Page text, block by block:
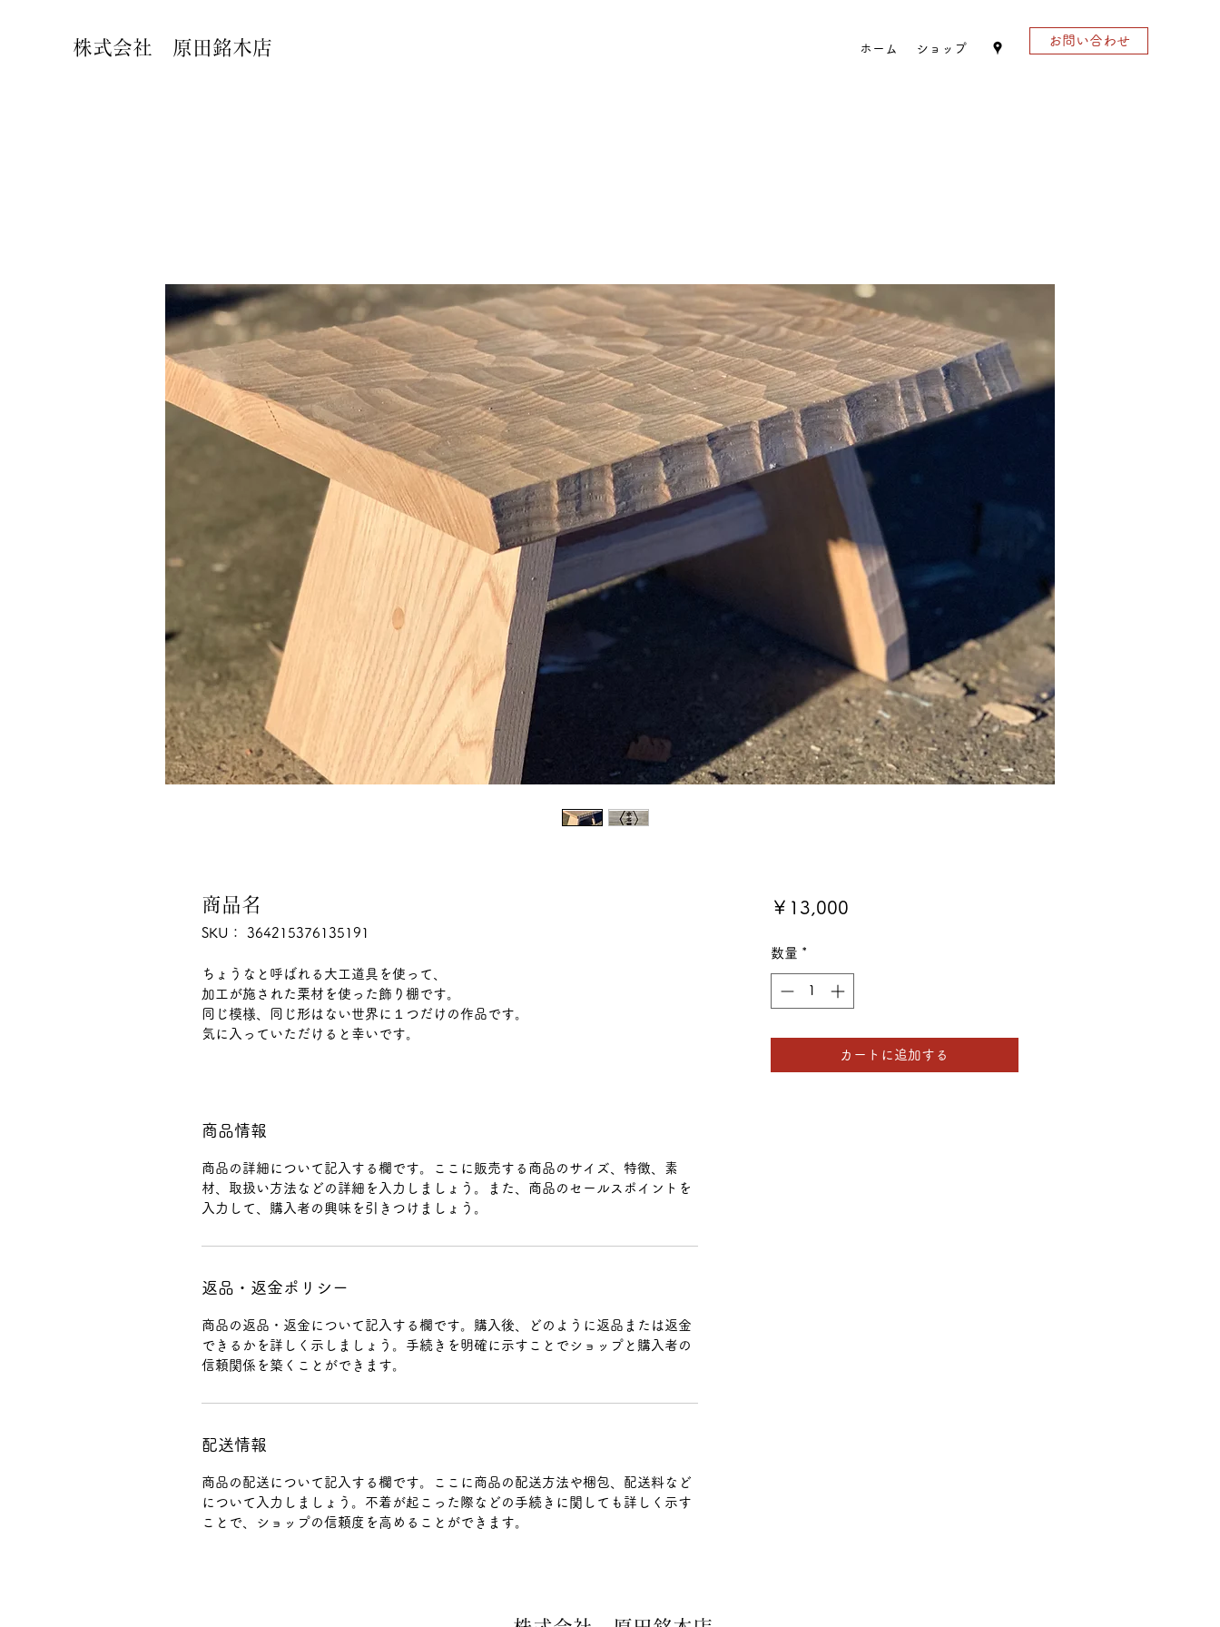
株式会社 原田銘木店 ホーム ショップ
お問い合わせ
商品名
SKU： 364215376135191
ちょうなと呼ばれる大工道具を使って、
加工が施された栗材を使った飾り棚です。
同じ模様、同じ形はない世界に１つだけの作品です。
気に入っていただけると幸いです。
商品情報
商品の詳細について記入する欄です。ここに販売する商品のサイズ、特徴、素
材、取扱い方法などの詳細を入力しましょう。また、商品のセールスポイントを
入力して、購入者の興味を引きつけましょう。
返品・返金ポリシー
商品の返品・返金について記入する欄です。購入後、どのように返品または返金
できるかを詳しく示しましょう。手続きを明確に示すことでショップと購入者の
信頼関係を築くことができます。
配送情報
商品の配送について記入する欄です。ここに商品の配送方法や梱包、配送料など
について入力しましょう。不着が起こった際などの手続きに関しても詳しく示す
ことで、ショップの信頼度を高めることができます。
￥13,000価
数量 *
カートに追加する